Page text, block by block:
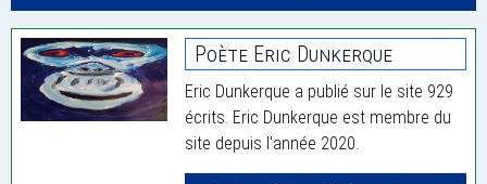
Poète Eric Dunkerque
Eric Dunkerque a publié sur le site 929
écrits. Eric Dunkerque est membre du
site depuis l'année 2020.